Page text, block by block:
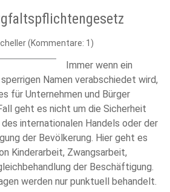
(Kommentare: 1)
Immer wenn ein
Namen verabschiedet wird,
für Unternehmen und Bürger
geht es nicht um die Sicherheit
internationalen Handels oder der
der Bevölkerung. Hier geht es
Kinderarbeit, Zwangsarbeit,
der Beschäftigung.
werden nur punktuell behandelt.